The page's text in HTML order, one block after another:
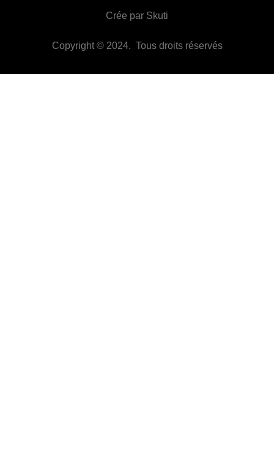
Crée par Skuti
Copyright © 2024. Tous droits réservés